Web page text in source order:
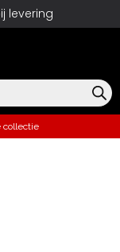
levering
collectie